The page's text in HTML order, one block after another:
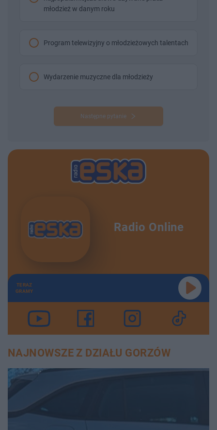
młodzież w danym roku
Program telewizyjny o młodzieżowych talentach
Wydarzenie muzyczne dla młodzieży
Następne pytanie
Radio Online
TERAZ
GRAMY
NAJNOWSZE Z DZIAŁU GORZÓW